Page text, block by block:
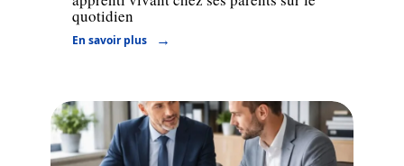
quotidien
En savoir plus